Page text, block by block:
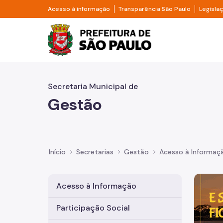
Pular para o Conteúdo principal
Acesso à informação Divisor de acesso à informação
Transparência São Paulo Divisor
Prefeitura de São
Secretaria Municipal de
Gestão
Início Secretarias Gestão Acesso à
Acesso à Informação
Participação Social